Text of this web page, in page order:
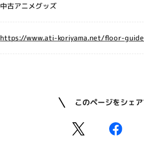
中古アニメグッズ
https://www.ati-koriyama.net/floor-
このページをシェ